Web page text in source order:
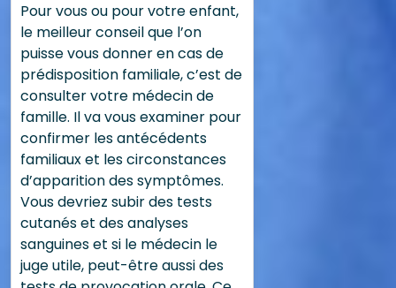
Pour vous ou pour votre enfant,
le meilleur conseil que l’on
puisse vous donner en cas de
prédisposition familiale, c’est de
consulter votre médecin de
famille. Il va vous examiner pour
confirmer les antécédents
familiaux et les circonstances
d’apparition des symptômes.
Vous devriez subir des tests
cutanés et des analyses
sanguines et si le médecin le
juge utile, peut-être aussi des